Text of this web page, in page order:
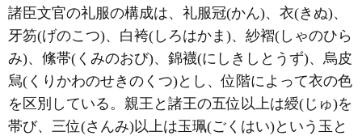
諸臣文官の礼服の構成は、礼服冠(かん)、衣(きぬ)、
牙笏(げのこつ)、白袴(しろはかま)、紗褶(しゃのひら
み)、絛帯(くみのおび)、錦襪(にしきしとうず)、烏皮
舃(くりかわのせきのくつ)とし、位階によって衣の色
を区別している。親王と諸王の五位以上は綬(じゅ)を
帯び、三位(さんみ)以上は玉珮(ごくはい)という玉と